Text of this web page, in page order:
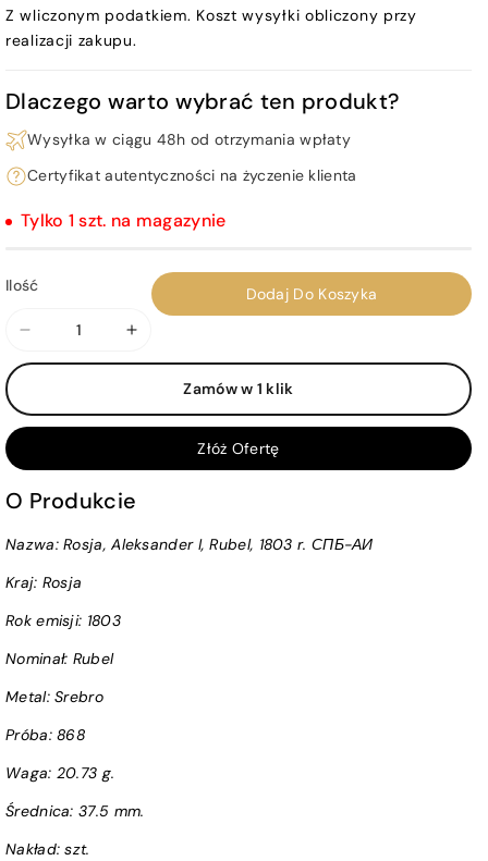
Z wliczonym podatkiem. Koszt wysyłki obliczony przy
realizacji zakupu.
Dlaczego warto wybrać ten produkt?
Wysyłka w ciągu 48h od otrzymania wpłaty
Certyfikat autentyczności na życzenie klienta
Tylko 1 szt. na magazynie
Ilość
Zmniejsz
ilość
Rosja,
I,
Rubel,
r.
СПБ-
Zwiększ
ilość
Rosja,
Aleksander
I,
Rubel,
r.
Dodaj Do Koszyka
Zamów w 1 klik
Złóż Ofertę
O Produkcie
Nazwa: Rosja, Aleksander I, Rubel, 1803 r. СПБ-АИ
Kraj: Rosja
Rok emisji: 1803
Nominał: Rubel
Metal: Srebro
Próba:868
Waga: 20.73 g.
Średnica: 37.5 mm.
Nakład: szt.